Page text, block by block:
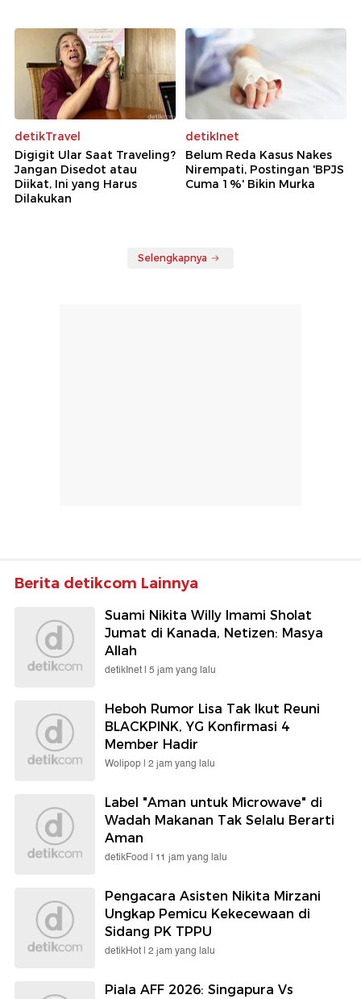
detikTravel
Digigit Ular Saat Traveling?
Jangan Disedot atau
Diikat, Ini yang Harus
Dilakukan
detikInet
Belum Reda Kasus Nakes
Nirempati, Postingan 'BPJS
Cuma 1%' Bikin Murka
Selengkapnya
Berita detikcom Lainnya
Suami Nikita Willy Imami Sholat
Jumat di Kanada, Netizen: Masya
Allah
detikInet | 5 jam yang lalu
Heboh Rumor Lisa Tak Ikut Reuni
BLACKPINK, YG Konfirmasi 4
Member Hadir
Wolipop | 2 jam yang lalu
Label "Aman untuk Microwave" di
Wadah Makanan Tak Selalu Berarti
Aman
detikFood | 11 jam yang lalu
Pengacara Asisten Nikita Mirzani
Ungkap Pemicu Kekecewaan di
Sidang PK TPPU
detikHot | 2 jam yang lalu
Piala AFF 2026: Singapura Vs